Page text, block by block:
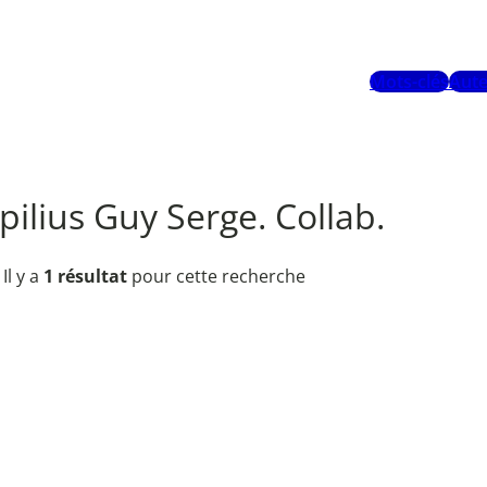
Mots-clés
Guy Serge. Collab.
Il y a 1 résultat pour cette recherche